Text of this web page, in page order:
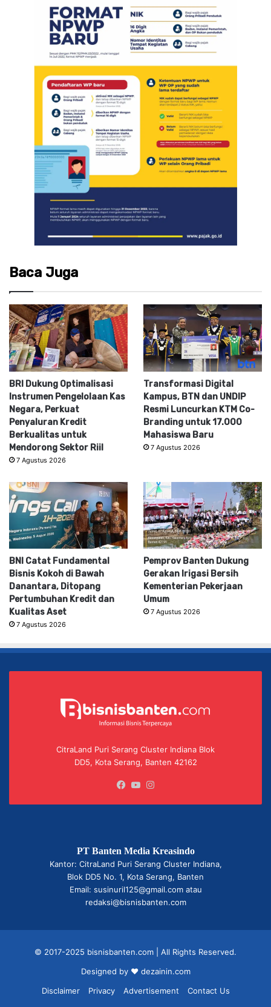
Baca Juga
BRI Dukung Optimalisasi
Instrumen Pengelolaan Kas
Negara, Perkuat
Penyaluran Kredit
Berkualitas untuk
Mendorong Sektor Riil
7 Agustus 2026
Transformasi Digital
Kampus, BTN dan UNDIP
Resmi Luncurkan KTM Co-
Branding untuk 17.000
Mahasiswa Baru
7 Agustus 2026
BNI Catat Fundamental
Bisnis Kokoh di Bawah
Danantara, Ditopang
Pertumbuhan Kredit dan
Kualitas Aset
7 Agustus 2026
Pemprov Banten Dukung
Gerakan Irigasi Bersih
Kementerian Pekerjaan
Umum
7 Agustus 2026
CitraLand Puri Serang Cluster Indiana Blok
DD5, Kota Serang, Banten 42162
Facebook
YouTube
PT Banten Media Kreasindo
Kantor: CitraLand Puri Serang Cluster Indiana,
Blok DD5 No. 1, Kota Serang, Banten
Email: susinuril125@gmail.com atau
redaksi@bisnisbanten.com
© 2017-2025 bisnisbanten.com | All Rights Reserved.
Designed by ❤ dezainin.com
Disclaimer
Privacy Advertisement Contact Us